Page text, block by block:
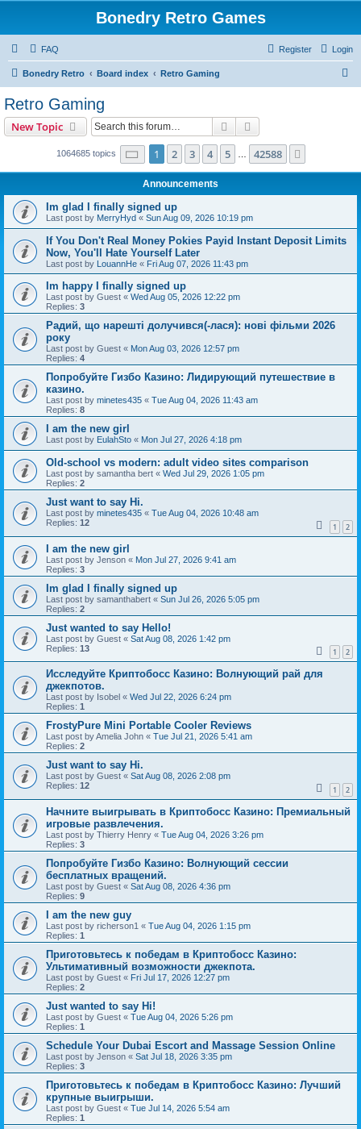
Bonedry Retro Games
FAQ Login
Register
Bonedry Retro Board index Retro Gaming
Retro Gaming
New Topic Search
1064685 topics Page 1of 42588
1 2 3 4 5 42588
Announcements
Im glad I finally signed up
Last post by MerryHyd « Sun Aug 09, 2026 10:19 pm
If You Don't Real Money Pokies Payid Instant Deposit Limits
Now, You'll Hate Yourself Later
Last post by LouannHe « Fri Aug 07, 2026 11:43 pm
Im happy I finally signed up
Last post by Guest « Wed Aug 05, 2026 12:22 pm
Replies: 3
Радий, що нарешті долучився(-лася): нові фільми 2026
року
Last post by Guest « Mon Aug 03, 2026 12:57 pm
Replies: 4
Попробуйте Гизбо Казино: Лидирующий путешествие в
казино.
Last post by minetes435 « Tue Aug 04, 2026 11:43 am
Replies: 8
I am the new girl
Last post by EulahSto « Mon Jul 27, 2026 4:18 pm
Old-school vs modern: adult video sites comparison
Last post by samantha bert « Wed Jul 29, 2026 1:05 pm
Replies: 2
Just want to say Hi.
Last post by minetes435 « Tue Aug 04, 2026 10:48 am
Replies: 12 1 2
I am the new girl
Last post by Jenson « Mon Jul 27, 2026 9:41 am
Replies: 3
Im glad I finally signed up
Last post by samanthabert « Sun Jul 26, 2026 5:05 pm
Replies: 2
Just wanted to say Hello!
Last post by Guest « Sat Aug 08, 2026 1:42 pm
Replies: 13 1 2
Исследуйте Криптобосс Казино: Волнующий рай для
джекпотов.
Last post by Isobel « Wed Jul 22, 2026 6:24 pm
Replies: 1
FrostyPure Mini Portable Cooler Reviews
Last post byAmelia John « Tue Jul 21, 2026 5:41 am
Replies: 2
Just want to say Hi.
Last post by Guest « Sat Aug 08, 2026 2:08 pm
Replies: 12 1 2
Начните выигрывать в Криптобосс Казино: Премиальный
игровые развлечения.
Last post by Thierry Henry « Tue Aug 04, 2026 3:26 pm
Replies: 3
Попробуйте Гизбо Казино: Волнующий сессии
бесплатных вращений.
Last post by Guest « Sat Aug 08, 2026 4:36 pm
Replies: 9
I am the new guy
Last post by richerson1 « Tue Aug 04, 2026 1:15 pm
Replies: 1
Приготовьтесь к победам в Криптобосс Казино:
Ультимативный возможности джекпота.
Last post by Guest « Fri Jul 17, 2026 12:27 pm
Replies: 2
Just wanted to say Hi!
Last post by Guest « Tue Aug 04, 2026 5:26 pm
Replies: 1
Schedule Your Dubai Escort and Massage Session Online
Last post by Jenson « Sat Jul 18, 2026 3:35 pm
Replies: 3
Приготовьтесь к победам в Криптобосс Казино: Лучший
крупные выигрыши.
Last post by Guest « Tue Jul 14, 2026 5:54 am
Replies: 1